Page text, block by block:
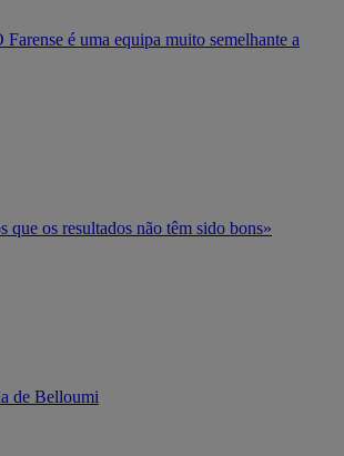
é uma equipa muito semelhante a
que os resultados não têm sido bons»
de Belloumi